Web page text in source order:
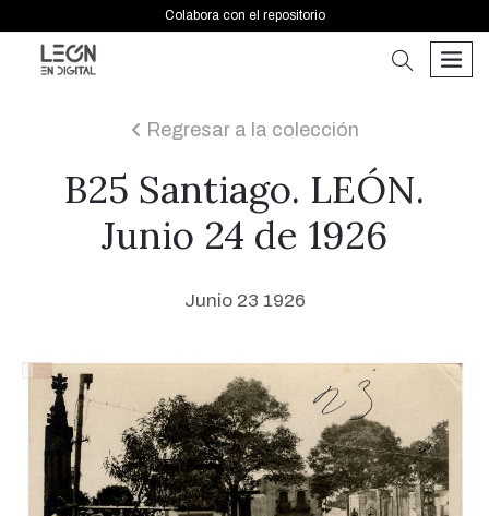
Colabora con el repositorio
buscar
icon
Regresar a la colección
B25 Santiago. LEÓN.
Junio 24 de 1926
Junio 23 1926